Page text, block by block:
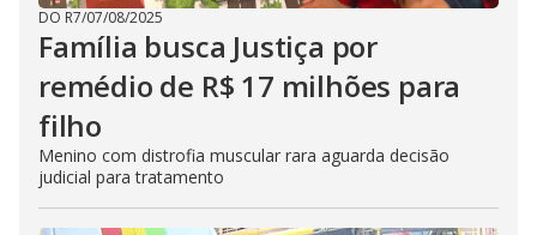
DO R7/07/08/2025
Família busca Justiça por
remédio de R$ 17 milhões para
filho
Menino com distrofia muscular rara aguarda decisão
judicial para tratamento